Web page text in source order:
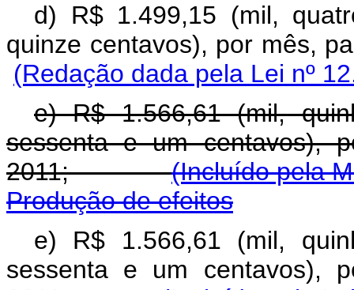
d) R$ 1.499,15 (mil,
quinze centavos), por
(Redação dada pela Lei nº
e) R$ 1.566,61 (mil,
sessenta e um centavos),
2011;(Incluído pela
Produção de efeitos
e) R$ 1.566,61 (mil,
sessenta e um centavos),